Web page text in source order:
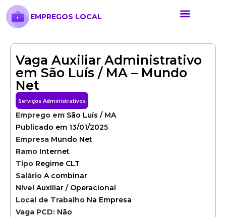
EMPREGOS LOCAL
Vaga Auxiliar Administrativo
em São Luís / MA – Mundo
Net
Serviços Administrativos
Emprego em São Luís / MA
Publicado em 13/01/2025
Empresa Mundo Net
Ramo Internet
Tipo Regime CLT
Salário A combinar
Nível Auxiliar / Operacional
Local de Trabalho Na Empresa
Vaga PCD: Não